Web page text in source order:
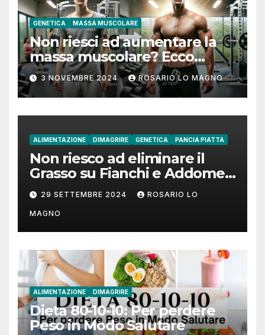
GENETICA MASSA MUSCOLARE
Non riesci ad aumentare la
massa muscolare? Ecco
come fare!
3 NOVEMBRE 2024 ROSARIO LO MAGNO
ALIMENTAZIONE DIMAGRIRE GENETICA PANCIA PIATTA
Non riesco ad eliminare il
Grasso su Fianchi e Addome:
cause e rimedi
29 SETTEMBRE 2024 ROSARIO LO
MAGNO
ALIMENTAZIONE DIMAGRIRE
Dieta 80-10-10: Per perdere
Peso in Modo Salutare